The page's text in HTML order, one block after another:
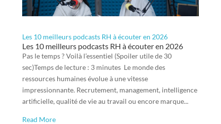
Les 10 meilleurs podcasts RH à écouter en 2026
Les 10 meilleurs podcasts RH à écouter en 2026
Pas le temps ? Voilà l’essentiel (Spoiler utile de 30
sec)Temps de lecture : 3 minutes Le monde des
ressources humaines évolue à une vitesse
impressionnante. Recrutement, management, intelligence
artificielle, qualité de vie au travail ou encore marque...
Read More